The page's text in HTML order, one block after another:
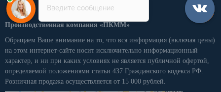
Производственная компания «ПКММ»
Обращаем Ваше внимание на то, что вся информация (включая цены)
на этом интернет-сайте носит исключительно информационный
характер, и ни при каких условиях не является публичной офертой,
определяемой положениями статьи 437 Гражданского кодекса РФ.
Розничная продажа осуществляется от 15 000 рублей.
Введите сообщение